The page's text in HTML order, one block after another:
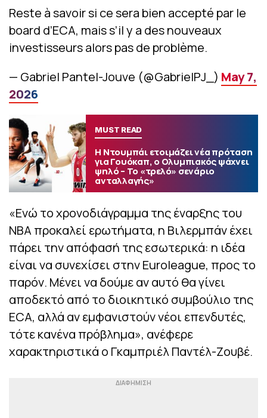
Reste à savoir si ce sera bien accepté par le
board d’ECA, mais s’il y a des nouveaux
investisseurs alors pas de problème.
— Gabriel Pantel-Jouve (@GabrielPJ_) May 7,
2026
MUST READ
Η Ντουμπάι ετοιμάζει νέα πρόταση
για Γουόκαπ, ο Ολυμπιακός ψάχνει
ψηλό – Το «τρελό» σενάριο
ανταλλαγής»
«Ενώ το χρονοδιάγραμμα της έναρξης του
NBA προκαλεί ερωτήματα, η Βιλερμπάν έχει
πάρει την απόφασή της εσωτερικά: η ιδέα
είναι να συνεχίσει στην Euroleague, προς το
παρόν. Μένει να δούμε αν αυτό θα γίνει
αποδεκτό από το διοικητικό συμβούλιο της
ECA, αλλά αν εμφανιστούν νέοι επενδυτές,
τότε κανένα πρόβλημα», ανέφερε
χαρακτηριστικά ο Γκαμπριέλ Παντέλ-Ζουβέ.